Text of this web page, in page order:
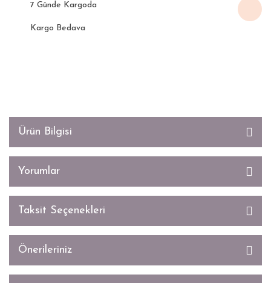
7 Günde Kargoda
Kargo Bedava
Ürün Bilgisi
Yorumlar
Taksit Seçenekleri
Önerileriniz